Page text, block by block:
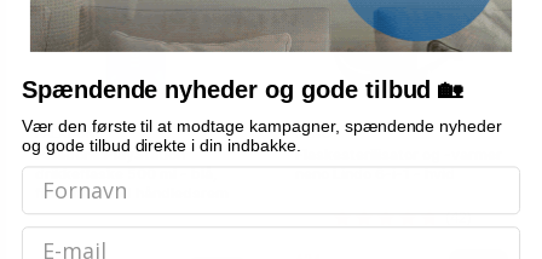
PALADONE
Paladone PlayStation
firkantet med håndledsrem
NENO
Flaskesterilisator og -varmer
(42)
Spændende nyheder og gode tilbud 🏡
Vær den første til at modtage kampagner, spændende nyheder
og gode tilbud direkte i din indbakke.
Email